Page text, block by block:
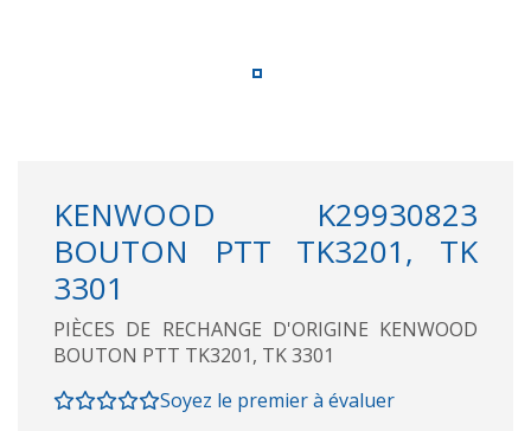
KENWOOD K29930823
BOUTON PTT TK3201, TK
3301
PIÈCES DE RECHANGE D'ORIGINE KENWOOD
BOUTON PTT TK3201, TK 3301
Soyez le premier à évaluer